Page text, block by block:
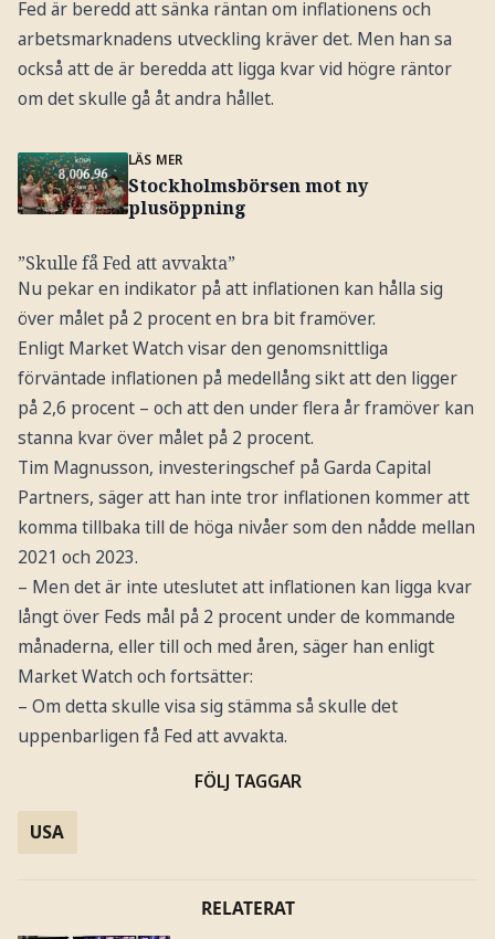
Fed är beredd att sänka räntan om inflationens och
arbetsmarknadens utveckling kräver det. Men han sa
också att de är beredda att ligga kvar vid högre räntor
om det skulle gå åt andra hållet.
LÄS MER
Stockholmsbörsen mot ny
plusöppning
”Skulle få Fed att avvakta”
Nu pekar en indikator på att inflationen kan hålla sig
över målet på 2 procent en bra bit framöver.
Enligt Market Watch visar den genomsnittliga
förväntade inflationen på medellång sikt att den ligger
på 2,6 procent – och att den under flera år framöver kan
stanna kvar över målet på 2 procent.
Tim Magnusson, investeringschef på Garda Capital
Partners, säger att han inte tror inflationen kommer att
komma tillbaka till de höga nivåer som den nådde mellan
2021 och 2023.
– Men det är inte uteslutet att inflationen kan ligga kvar
långt över Feds mål på 2 procent under de kommande
månaderna, eller till och med åren, säger han enligt
Market Watch och fortsätter:
– Om detta skulle visa sig stämma så skulle det
uppenbarligen få Fed att avvakta.
FÖLJ TAGGAR
USA
RELATERAT